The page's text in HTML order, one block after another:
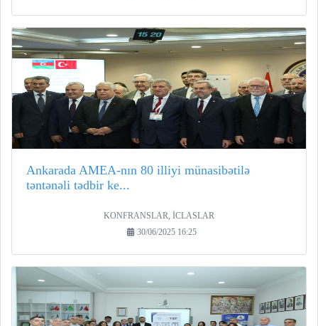
Ankarada AMEA-nın 80 illiyi münasibətilə
təntənəli tədbir ke...
KONFRANSLAR, İCLASLAR
30/06/2025 16:25